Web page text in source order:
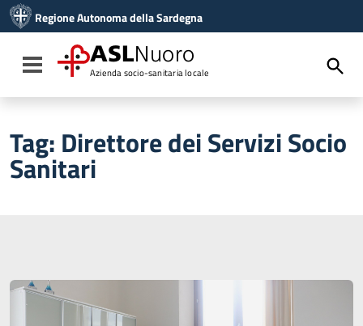
Vai al menu di navigazione
Vai al footer
Regione Autonoma della Sardegna
Toggle navigation
ASLNuoro
Azienda socio-sanitaria locale
Tag: Direttore dei Servizi Socio
Sanitari